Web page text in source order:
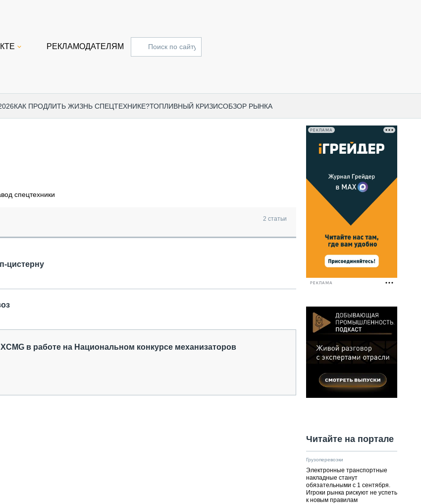
РЕКЛАМОДАТЕЛЯМ
КАК ПРОДЛИТЬ ЖИЗНЬ СПЕЦТЕХНИКЕ?ТОПЛИВНЫЙ КРИЗИСОБЗОР РЫНКА
2021
МЕРОПРИЯТИЯ
ПАССАЖИРСКИЙ ТРАНСПОРТ
спецтехники
2 статьи
цистерну
в работе на Национальном конкурсе механизаторов
РЕКЛАМА
РЕКЛАМА
Читайте на портале
Грузоперевозки
Электронные транспортные
накладные станут
обязательными с 1 сентября.
Игроки рынка рискуют не успеть
к новым правилам